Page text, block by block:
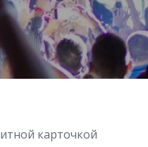
карточкой